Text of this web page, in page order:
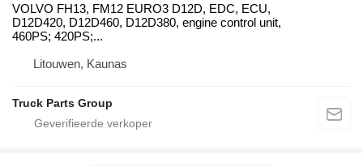
VOLVO FH13, FM12 EURO3 D12D, EDC, ECU,
D12D420, D12D460, D12D380, engine control unit,
460PS; 420PS;...
Litouwen, Kaunas
Truck Parts Group